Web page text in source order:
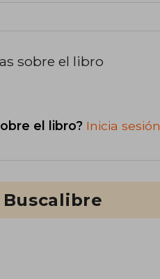
sobre el libro
el libro? Inicia sesión